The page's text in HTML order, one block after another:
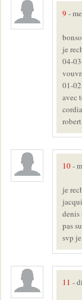
9 -
je
04-
01-
avec
10-
je
denis
pas
svp
11 -